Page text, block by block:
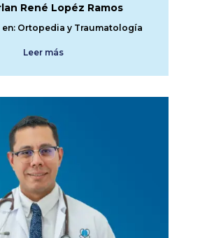
René Lopéz Ramos
Ortopedia y Traumatología
Leer más